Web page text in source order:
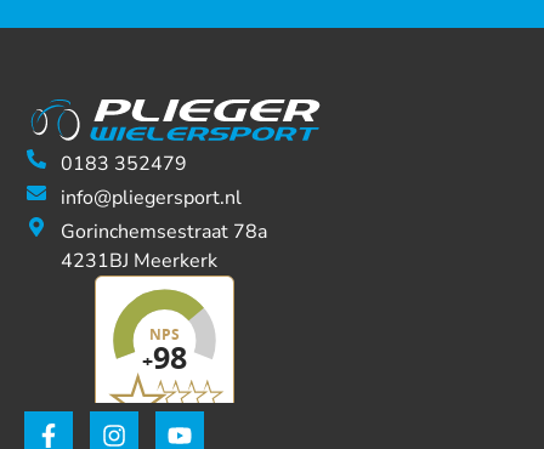
0183 352479
info@pliegersport.nl
Gorinchemsestraat 78a
4231BJ Meerkerk